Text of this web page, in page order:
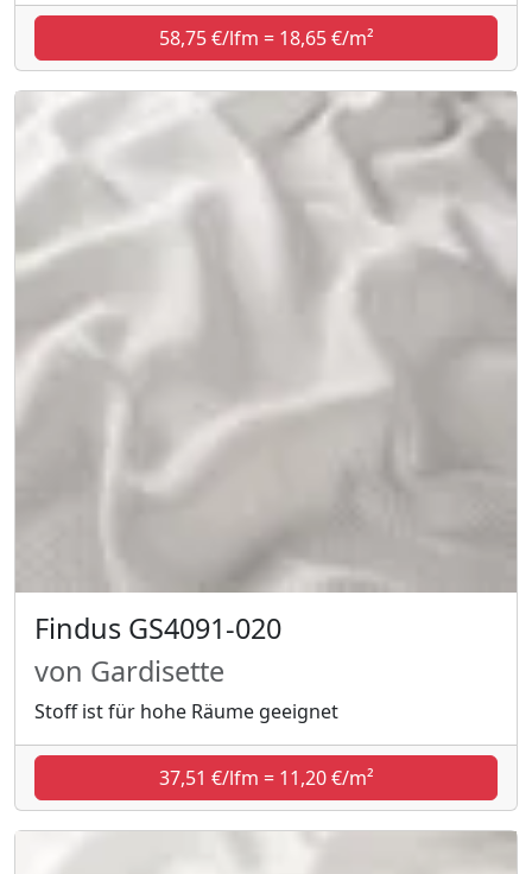
58,75 €/lfm = 18,65 €/m²
Findus GS4091-020
von Gardisette
Stoff ist für hohe Räume geeignet
37,51 €/lfm = 11,20 €/m²